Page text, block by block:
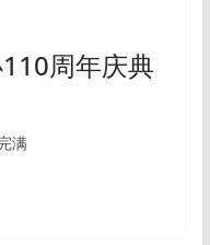
周年庆典
满